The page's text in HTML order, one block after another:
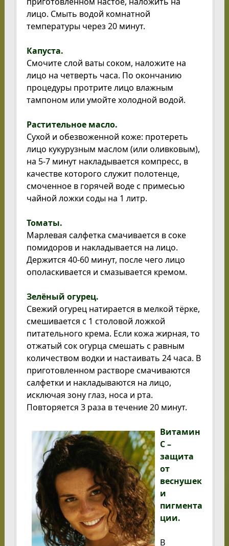
лицо. Смыть водой комнатной
температуры через 20 минут.
Капуста.
Смочите слой ваты соком, наложите на
лицо на четверть часа. По окончанию
процедуры протрите лицо влажным
тампоном или умойте холодной водой.
Растительное масло.
Сухой и обезвоженной коже: протереть
лицо кукурузным маслом (или оливковым),
на 5-7 минут накладывается компресс, в
качестве которого служит полотенце,
смоченное в горячей воде с примесью
чайной ложки соды на 1 литр.
Томаты.
Марлевая салфетка смачивается в соке
помидоров и накладывается на лицо.
Держится 40-60 минут, после чего лицо
ополаскивается и смазывается кремом.
Зелёный огурец.
Свежий огурец натирается в мелкой тёрке,
смешивается с 1 столовой ложкой
питательного крема. Если кожа жирная, то
отжатый сок огурца смешать с равным
количеством водки и настаивать 24 часа. В
приготовленном растворе смачиваются
салфетки и накладываются на лицо,
исключая зону глаз, носа и рта.
Повторяется 3 раза в течение 20 минут.
Витамин
С –
защита
от
веснушек
и
пигмента
ции.
В